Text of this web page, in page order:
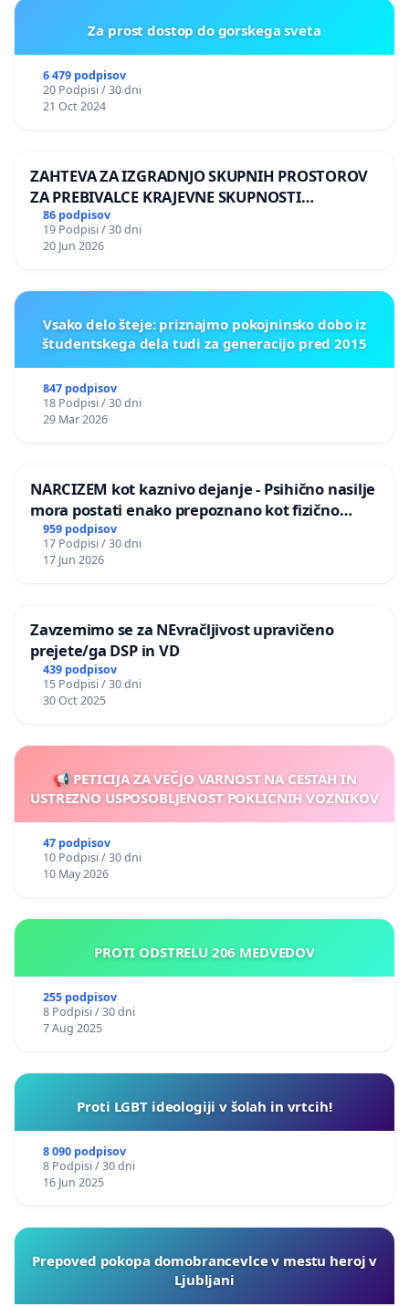
Za prost dostop do gorskega sveta
6 479 podpisov
20 Podpisi / 30 dni
21 Oct 2024
ZAHTEVA ZA IZGRADNJO SKUPNIH PROSTOROV
ZA PREBIVALCE KRAJEVNE SKUPNOSTI
PRESTRANEK
86 podpisov
19 Podpisi / 30 dni
20 Jun 2026
Vsako delo šteje: priznajmo pokojninsko dobo iz
študentskega dela tudi za generacijo pred 2015
847 podpisov
18 Podpisi / 30 dni
29 Mar 2026
NARCIZEM kot kaznivo dejanje - Psihično nasilje
mora postati enako prepoznano kot fizično
nasilje
959 podpisov
17 Podpisi / 30 dni
17 Jun 2026
Zavzemimo se za NEvračljivost upravičeno
prejete/ga DSP in VD
439 podpisov
15 Podpisi / 30 dni
30 Oct 2025
📢 PETICIJA ZA VEČJO VARNOST NA CESTAH IN
USTREZNO USPOSOBLJENOST POKLICNIH VOZNIKOV
47 podpisov
10 Podpisi / 30 dni
10 May 2026
PROTI ODSTRELU 206 MEDVEDOV
255 podpisov
8 Podpisi / 30 dni
7 Aug 2025
Proti LGBT ideologiji v šolah in vrtcih!
8 090 podpisov
8 Podpisi / 30 dni
16 Jun 2025
Prepoved pokopa domobrancevlce v mestu heroj v
Ljubljani